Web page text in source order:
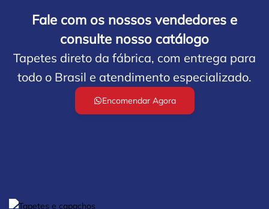
Fale com os nossos vendedores e
consulte nosso catálogo
Tapetes direto da fábrica, com entrega para
todo o Brasil e atendimento especializado.
Encomendar Agora